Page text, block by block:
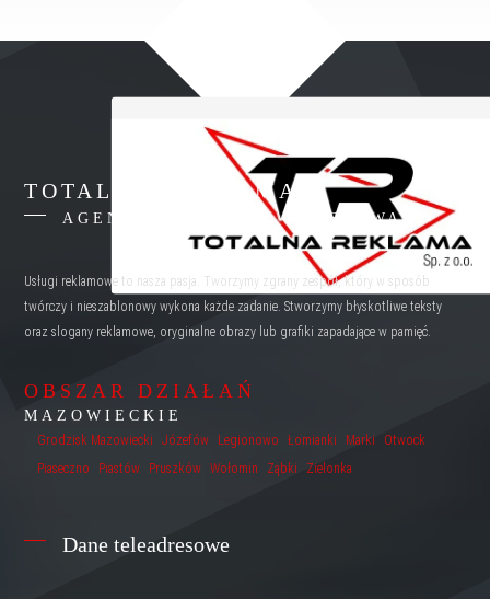
TOTALNA REKLAMA
AGENCJA REKLAMY WARSZAWA
Usługi reklamowe to nasza pasja. Tworzymy zgrany zespół, który w sposób
twórczy i nieszablonowy wykona każde zadanie. Stworzymy błyskotliwe teksty
oraz slogany reklamowe, oryginalne obrazy lub grafiki zapadające w pamięć.
OBSZAR DZIAŁAŃ
MAZOWIECKIE
Grodzisk Mazowiecki Józefów Legionowo Łomianki Marki
Otwock
Piaseczno
Piastów Pruszków Wołomin Ząbki Zielonka
Dane teleadresowe